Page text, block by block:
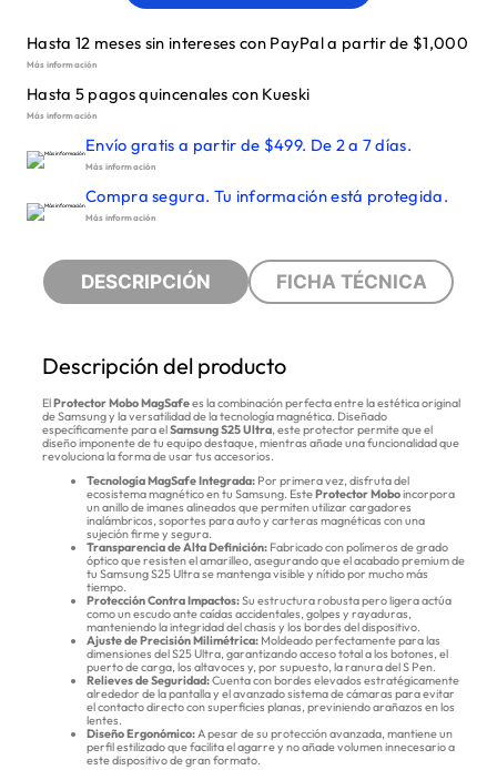
Hasta 12 meses sin intereses con PayPal a partir de $1,000
Más información
Hasta 5 pagos quincenales con Kueski
Más información
Envío gratis a partir de $499. De 2 a 7 días.
Más información
Compra segura. Tu información está protegida.
Más información
DESCRIPCIÓN FICHA TÉCNICA
Descripción del producto
ElProtector Mobo MagSafees la combinación perfecta entre la estética original
de Samsung y la versatilidad de la tecnología magnética. Diseñado
específicamente para elSamsung S25 Ultra, este protector permite que el
diseño imponente de tu equipo destaque, mientras añade una funcionalidad que
revoluciona la forma de usar tus accesorios.
Tecnología MagSafe Integrada: Por primera vez, disfruta del
ecosistema magnético en tu Samsung. EsteProtector Moboincorpora
un anillo de imanes alineados que permiten utilizar cargadores
inalámbricos, soportes para auto y carteras magnéticas con una
sujeción firme y segura.
Transparencia de Alta Definición: Fabricado con polímeros de grado
óptico que resisten el amarilleo, asegurando que el acabado premium de
tu Samsung S25 Ultra se mantenga visible y nítido por mucho más
tiempo.
Protección Contra Impactos:Su estructura robusta pero ligera actúa
como un escudo ante caídas accidentales, golpes y rayaduras,
manteniendo la integridad del chasis y los bordes del dispositivo.
Ajuste de Precisión Milimétrica: Moldeado perfectamente para las
dimensiones del S25 Ultra, garantizando acceso total a los botones, el
puerto de carga, los altavoces y, por supuesto, la ranura del S Pen.
Relieves de Seguridad:Cuenta con bordes elevados estratégicamente
alrededor de la pantalla y el avanzado sistema de cámaras para evitar
el contacto directo con superficies planas, previniendo arañazos en los
lentes.
Diseño Ergonómico:A pesar de su protección avanzada, mantiene un
perfil estilizado que facilita el agarre y no añade volumen innecesario a
este dispositivo de gran formato.